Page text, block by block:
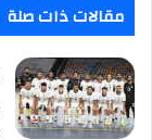
مقالات ذات صلة